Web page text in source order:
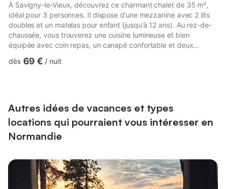
À Savigny-le-Vieux, découvrez ce charmant chalet de 35 m²,
idéal pour 3 personnes. Il dispose d’une mezzanine avec 2 lits
doubles et un matelas pour enfant (jusqu’à 12 ans). Au rez-de-
chaussée, vous trouverez une cuisine lumineuse et bien
équipée avec coin repas, un canapé confortable et deux
bien-être. On accède à la mezzanine par un escalier compact.
dès 69 € / nuit
Autres idées de vacances et types
locations qui pourraient vous intéresser en
Normandie